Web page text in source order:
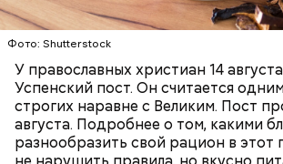
Фото: Shutterstock
У православных христиан 14
Успенский пост. Он считается
строгих наравне с Великим. Пост
августа. Подробнее о том, какими
разнообразить свой рацион в этот
Читайте также:Синоптик
купального сезона в Москве и